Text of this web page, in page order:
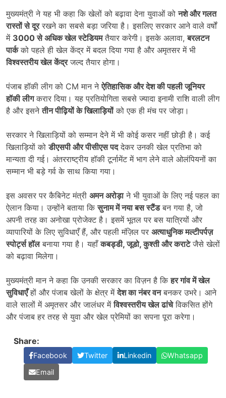
मुख्यमंत्री ने यह भी कहा कि खेलों को बढ़ावा देना युवाओं कोनशे और गलत
रास्तों से दूररखने का सबसे बड़ा जरिया है। इसलिए सरकार आने वाले वर्षों
में 3000से अधिक खेल स्टेडियमतैयार करेगी। इसके अलावा,बरलटन
पार्कको पहले ही खेल केंद्र में बदल दिया गया है और अमृतसर में भी
विश्वस्तरीय खेल केंद्रजल्द तैयार होगा।
पंजाब हॉकी लीग को CM मान नेऐतिहासिक और देश की पहली जूनियर
हॉकी लीगकरार दिया। यह प्रतियोगिता सबसे ज्यादा इनामी राशि वाली लीग
है और इसनेतीन पीढ़ियों के खिलाड़ियोंको एक ही मंच पर जोड़ा।
सरकार ने खिलाड़ियों को सम्मान देने में भी कोई कसर नहीं छोड़ी है। कई
खिलाड़ियों कोडीएसपी और पीसीएस पददेकर उनकी खेल प्रतिभा को
मान्यता दी गई। अंतरराष्ट्रीय हॉकी टूर्नामेंट में भाग लेने वाले ओलंपियनों का
सम्मान भी बड़े गर्व के साथ किया गया।
इस अवसर पर कैबिनेट मंत्री अमन अरोड़ाने भी युवाओं के लिए नई पहल का
ऐलान किया। उन्होंने बताया किसुनाम में नया बस स्टैंडबन गया है, जो
अपनी तरह का अनोखा प्रोजेक्ट है। इसमें भूतल पर बस यात्रियों और
व्यापारियों के लिए सुविधाएँ हैं, और पहली मंज़िल पर अत्याधुनिक मल्टीपर्पज़
स्पोर्ट्स हॉलबनाया गया है। यहाँकबड्डी,जूडो,कुश्ती और कराटेजैसे खेलों
को बढ़ावा मिलेगा।
मुख्यमंत्री मान ने कहा कि उनकी सरकार का विज़न है किहर गांव में खेल
सुविधाएँहों और पंजाब खेलों के क्षेत्र मेंदेश का नंबर वनबनकर उभरे। आने
वाले सालों में अमृतसर और जालंधर मेंविश्वस्तरीय खेल ढांचेविकसित होंगे
और पंजाब हर तरह से युवा और खेल प्रेमियों का सपना पूरा करेगा।
Share:
Facebook Twitter Linkedin
Whatsapp
Email